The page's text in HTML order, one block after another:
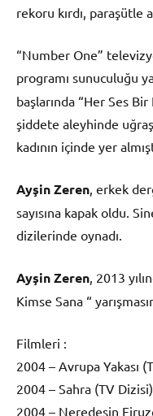
rekoru kırdı, paraşütle
“Number One”
programı sunuculuğu
başlarında “Her Ses
şiddete aleyhinde
kadının içinde yer
Ayşin Zeren , erkek
sayısına kapak oldu.
dizilerinde oynadı.
Ayşin Zeren , 2013
Kimse Sana “
Filmleri :
2004 – Avrupa Yakası
2004 – Sahra (TV Dizisi)
2004 – Neredesin